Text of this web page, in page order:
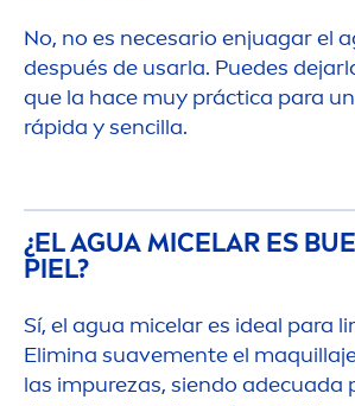
No, no es necesario enjuagar el
después de usarla. Puedes
que la hace muy práctica para
rápida y sencilla.
¿EL AGUA MICELAR ES
PIEL?
Sí, el agua micelar es ideal para
Elimina suavemente el
las impurezas, siendo adecuada